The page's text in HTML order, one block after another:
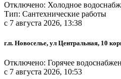
Отключено: Холодное
Тип: Сантехнические работы
c 7 августа 2026, 13:38
г.п. Новоселье, ул Центральная, 10
Отключено: Горячее
c 7 августа 2026, 10:53